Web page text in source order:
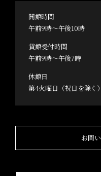
開館時間
午前9時～午後10時
貸館受付時間
午前9時～午後7時
休館日
第4火曜日（祝日を除く
お問